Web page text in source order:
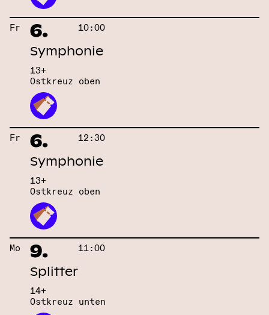
Fr 6. 10:00
Symphonie
13+
Ostkreuz oben
Fr 6. 12:30
Symphonie
13+
Ostkreuz oben
Mo 9. 11:00
Splitter
14+
Ostkreuz unten